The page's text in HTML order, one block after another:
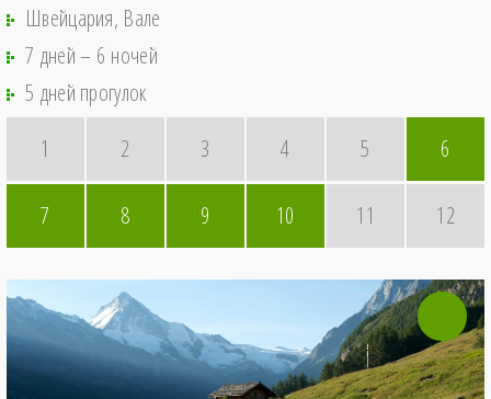
Швейцария, Вале
7 дней – 6 ночей
5 дней прогулок
1
2 3 4 5 6
7 8 9 10 11 12